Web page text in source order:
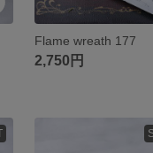
Flame wreath 177
2,750円